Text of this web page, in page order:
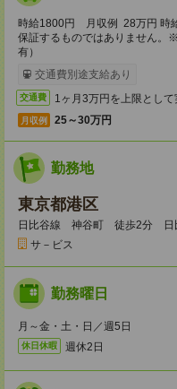
時給1800円 月収例 28万円 時
保証するものではありません。
有）
交通費別途支給あり
交通費 1ヶ月3万円を上限として
月収例 25～30万円
勤務地
東京都港区
日比谷線 神谷町 徒歩2分 日
サ－ビス
勤務曜日
月～金・土・日／週5日
休日休暇 週休2日